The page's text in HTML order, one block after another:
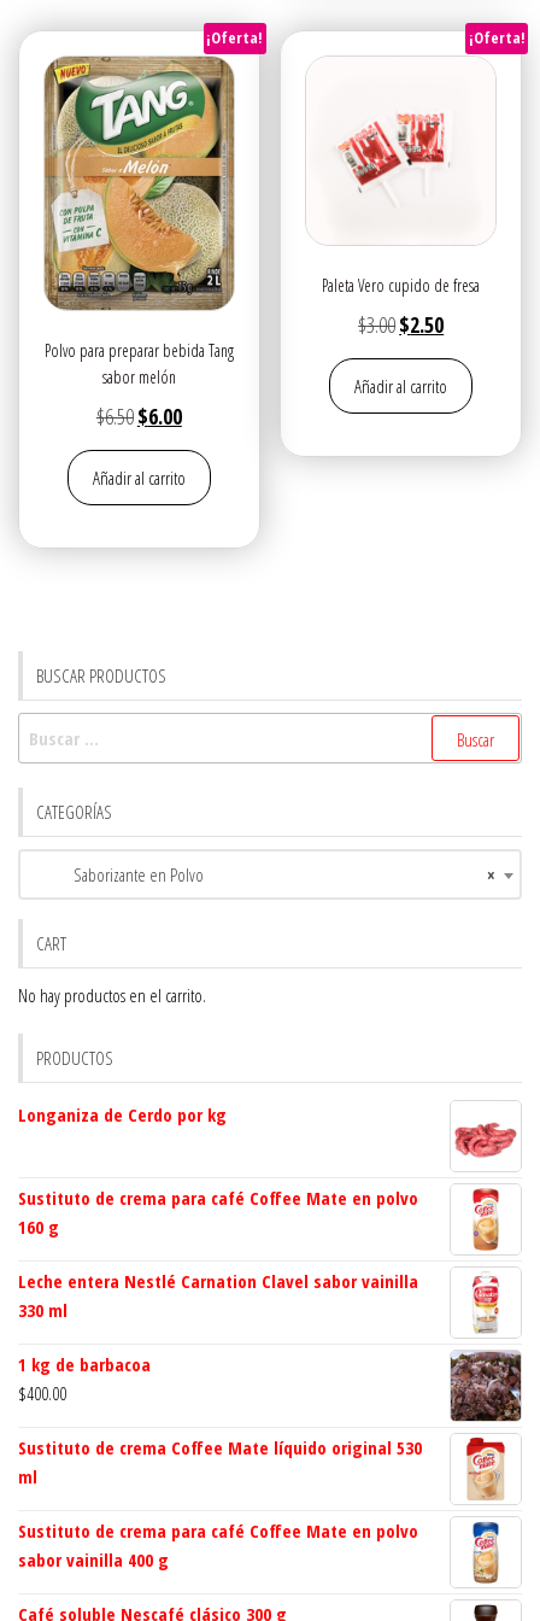
¡Oferta!
Polvo para preparar bebida Tang
sabor melón
$6.50El
precio
original
$6.50.
$6.00El
precio
actual
$6.00.
Añadir al carrito
¡Oferta!
Paleta Vero cupido de fresa
$3.00El
precio
original
$3.00.
$2.50El
precio
actual
$2.50.
Añadir al carrito
BUSCAR PRODUCTOS
CATEGORÍAS
×
Saborizante en Polvo
CART
No hay productos en el carrito.
PRODUCTOS
Longaniza de Cerdo por kg
Sustituto de crema para café Coffee Mate en polvo
160 g
Leche entera Nestlé Carnation Clavel sabor vainilla
330 ml
1 kg de barbacoa
$400.00
Sustituto de crema Coffee Mate líquido original 530
ml
Sustituto de crema para café Coffee Mate en polvo
sabor vainilla 400 g
Café soluble Nescafé clásico 300 g